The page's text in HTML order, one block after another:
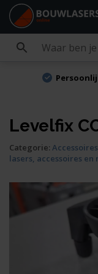
Levelfix
Categorie: Accessoires
lasers, accessoires